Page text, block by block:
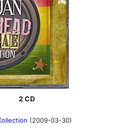
2 CD
(2009-03-30)